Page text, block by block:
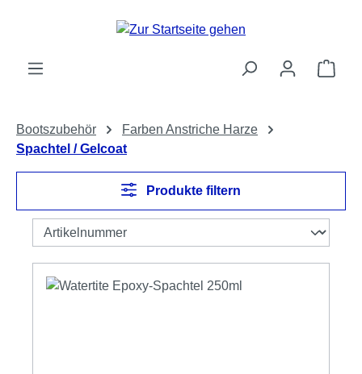
Zum Hauptinhalt springen
Bootszubehör
Farben Anstriche Harze
Spachtel / Gelcoat
Produkte filtern